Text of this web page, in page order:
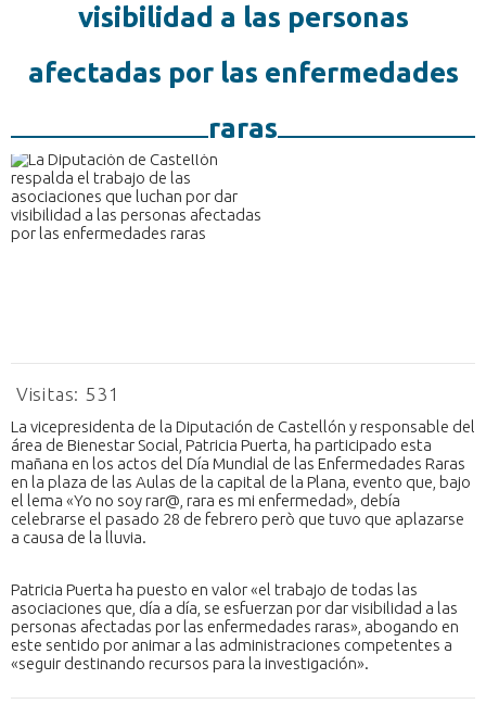
visibilidad a las personas
afectadas por las enfermedades
raras
Visitas: 531
La vicepresidenta de la Diputación de Castellón y responsable del
área de Bienestar Social, Patricia Puerta, ha participado esta
mañana en los actos del Día Mundial de las Enfermedades Raras
en la plaza de las Aulas de la capital de la Plana, evento que, bajo
el lema «Yo no soy rar@, rara es mi enfermedad», debía
celebrarse el pasado 28 de febrero però que tuvo que aplazarse
a causa de la lluvia.
Patricia Puerta ha puesto en valor «el trabajo de todas las
asociaciones que, día a día, se esfuerzan por dar visibilidad a las
personas afectadas por las enfermedades raras», abogando en
este sentido por animar a las administraciones competentes a
«seguir destinando recursos para la investigación».